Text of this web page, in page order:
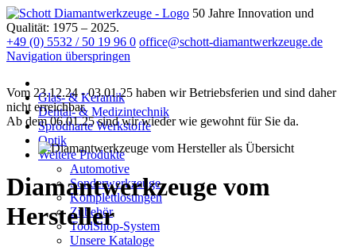
50 Jahre Innovation und
Qualität: 1975 – 2025.
+49 (0) 5532 / 50 19 96 0 office@schott-diamantwerkzeuge.de
Navigation überspringen
Glas- & Keramik
Dental- & Medizintechnik
Sprödharte Werkstoffe
Optik
Weitere Produkte
Automotive
Sonderwerkzeuge
Komplettlösungen
Zubehör
ToolShop-System
Unsere Kataloge
Vom 23.12.24 - 03.01.25 haben wir Betriebsferien und sind daher
nicht erreichbar.
Ab dem 06.01.25 sind wir wieder wie gewohnt für Sie da.
Diamantwerkzeuge vom
Hersteller